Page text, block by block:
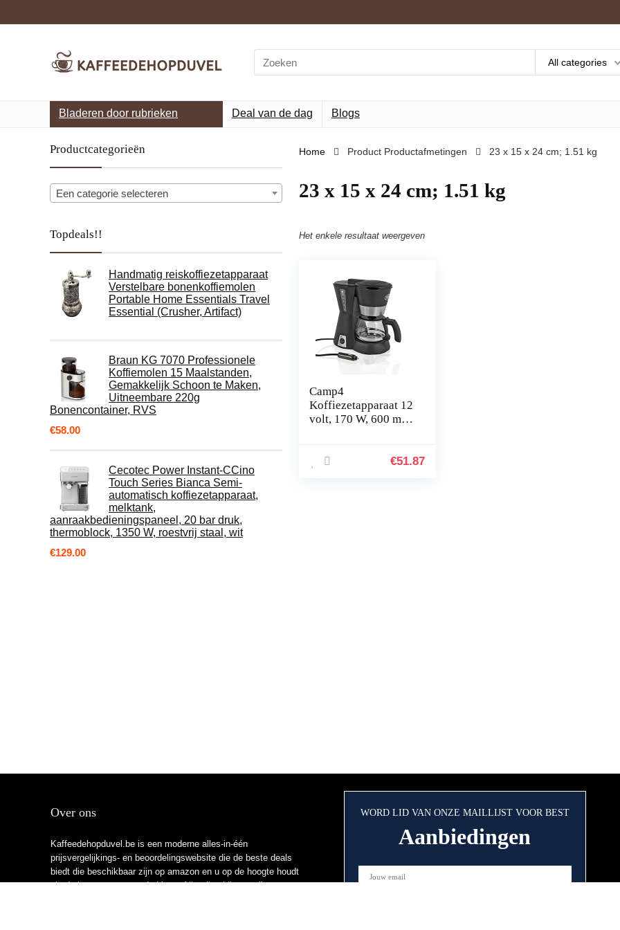
Search
for:
All categories
Bladeren door rubrieken Deal van de dag Blogs
Productcategorieën
Een categorie selecteren
Topdeals!!
Handmatig reiskoffiezetapparaat
Verstelbare bonenkoffiemolen
Portable Home Essentials Travel
Essential (Crusher, Artifact)
Braun KG 7070 Professionele
Koffiemolen 15 Maalstanden,
Gemakkelijk Schoon te Maken,
Uitneembare 220g
Bonencontainer, RVS
€58.00
Cecotec Power Instant-CCino
Touch Series Bianca Semi-
automatisch koffiezetapparaat,
melktank,
aanraakbedieningspaneel, 20 bar druk,
thermoblock, 1350 W, roestvrij staal, wit
€129.00
Home Product Productafmetingen ‎23 x 15 x 24 cm; 1.51 kg
‎23 x 15 x 24 cm; 1.51 kg
Het enkele resultaat weergeven
Camp4
Koffiezetapparaat 12
volt, 170 W, 600 ml,
€51.87
Over ons
Kaffeedehopduvel.be is een moderne alles-in-één
prijsvergelijkings- en beoordelingswebsite die de beste deals
biedt die beschikbaar zijn op amazon en u op de hoogte houdt
via de laatst toegevoegde blogs. Alle afbeeldingen zijn
WORD LID VAN ONZE MAILLIJST VOOR BEST
Aanbiedingen